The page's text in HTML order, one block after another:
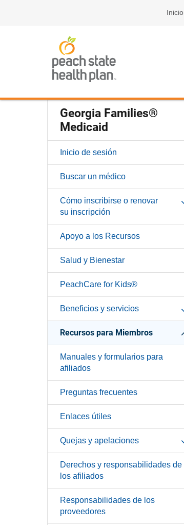
Inicio
Georgia Families®
Medicaid
Inicio de sesión
Buscar un médico
Cómo inscribirse o renovar
su inscripción
Apoyo a los Recursos
Salud y Bienestar
PeachCare for Kids®
Beneficios y servicios
Recursos para Miembros
Manuales y formularios para
afiliados
Preguntas frecuentes
Enlaces útiles
Quejas y apelaciones
Derechos y responsabilidades de
los afiliados
Responsabilidades de los
proveedores